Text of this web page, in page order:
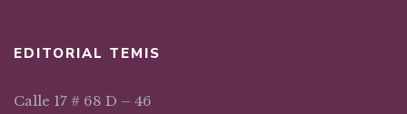
EDITORIAL TEMIS
Calle 17 # 68 D – 46